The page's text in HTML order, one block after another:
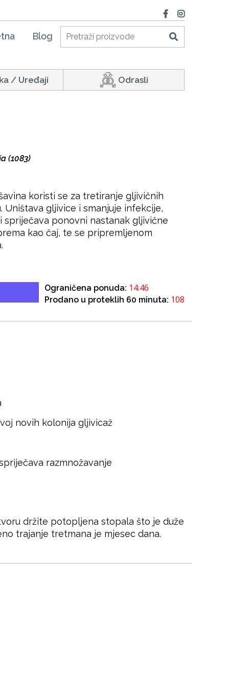
Blog
/ Uređaji Odrasli
(1083)
koristi se za tretiranje gljivičnih
Uništava gljivice i smanjuje infekcije,
ponovni nastanak gljivične
kao čaj, te se pripremljenom
Ograničena ponuda: 14:46
Prodano u proteklih 60 minuta: 108
novih kolonija gljivicaž
razmnožavanje
držite potopljena stopala što je duže
trajanje tretmana je mjesec dana.